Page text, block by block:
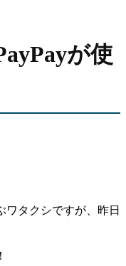
が使
ワタクシですが、昨日